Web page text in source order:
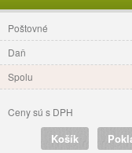
Poštovné
Daň
Spolu
Ceny sú s DPH
Košík